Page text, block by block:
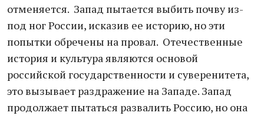
отменяется. Запад пытается выбить почву из-
под ног России, исказив ее историю, но эти
попытки обречены на провал. Отечественные
история и культура являются основой
российской государственности и суверенитета,
это вызывает раздражение на Западе. Запад
продолжает пытаться развалить Россию, но она